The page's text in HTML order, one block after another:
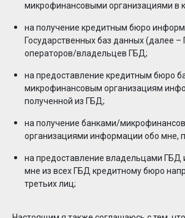
микрофинансовыми организациями в
на получение кредитным бюро
Государственных баз данных (далее –
операторов/владельцев ГБД;
на предоставление кредитным бюро
микрофинансовым организациям
полученной из ГБД;
на получение банками/
организациями информации обо мне,
на предоставление владельцами ГБД
мне из всех ГБД кредитному бюро
третьих лиц;